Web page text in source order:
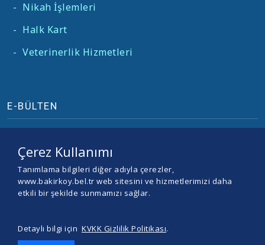
- Nikah İşlemleri
- Halk Kart
- Veterinerlik Hizmetleri
E-BÜLTEN
© 2026 BAKIRKÖY BELEDİYESİ -
Çerez Kullanımı
Tanımlama bilgileri diğer adıyla çerezler,
www.bakirkoy.bel.tr web sitesini ve hizmetlerimizi daha
etkili bir şekilde sunmamızı sağlar.
Detaylı bilgi için KVKK Gizlilik Politikası.